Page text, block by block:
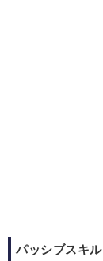
パッシブスキル